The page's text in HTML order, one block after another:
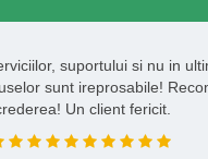
suportului si nu in
sunt ireprosabile!
Un client fericit.